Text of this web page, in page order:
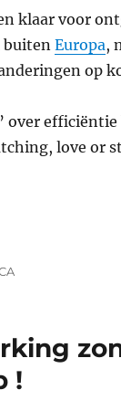
klaar voor
buitenEuropa,
op
over
love or
!